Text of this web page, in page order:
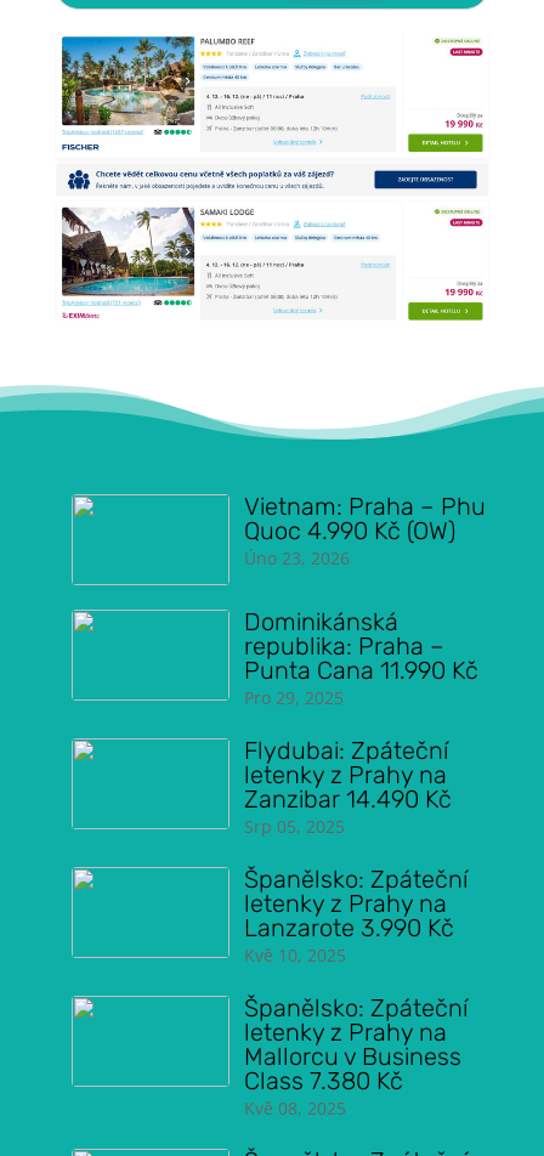
Vietnam: Praha – Phu
Quoc 4.990 Kč (OW)
Úno 23, 2026
Dominikánská
republika: Praha –
Punta Cana 11.990 Kč
Pro 29, 2025
Flydubai: Zpáteční
letenky z Prahy na
Zanzibar 14.490 Kč
Srp 05, 2025
Španělsko: Zpáteční
letenky z Prahy na
Lanzarote 3.990 Kč
Kvě 10, 2025
Španělsko: Zpáteční
letenky z Prahy na
Mallorcu v Business
Class 7.380 Kč
Kvě 08, 2025